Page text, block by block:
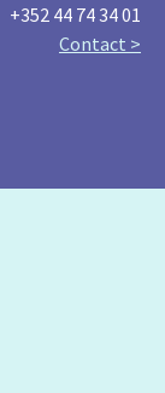
+352 44 74 34 01
Contact >